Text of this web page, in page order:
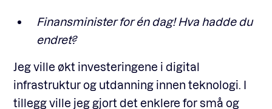
Finansminister for én dag! Hva hadde du
endret?
Jeg ville økt investeringene i digital
infrastruktur og utdanning innen teknologi. I
tillegg ville jeg gjort det enklere for små og